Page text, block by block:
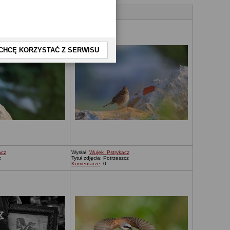
KORZYSTAĆ Z SERWISU
Wysłał: Wujek_Pstrykacz
Tytuł zdjęcia: Potrzeszcz
Komentarze: 0